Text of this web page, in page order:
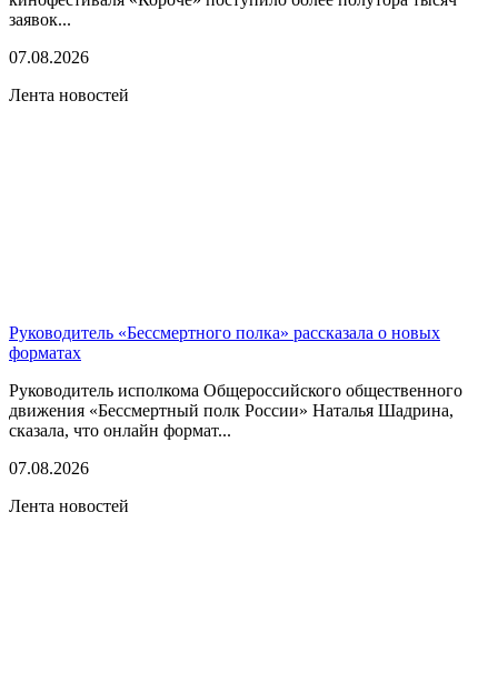
заявок...
07.08.2026
Лента новостей
Руководитель «Бессмертного полка» рассказала о новых
форматах
Руководитель исполкома Общероссийского общественного
движения «Бессмертный полк России» Наталья Шадрина,
сказала, что онлайн формат...
07.08.2026
Лента новостей